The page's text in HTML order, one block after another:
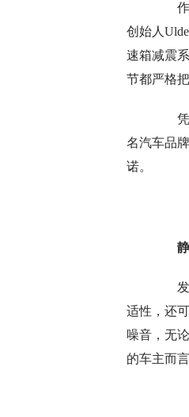
作为
创始人
速箱减震
节都严格
凭借
名汽车品
诺。
发动
适性，还
噪音，无
的车主而